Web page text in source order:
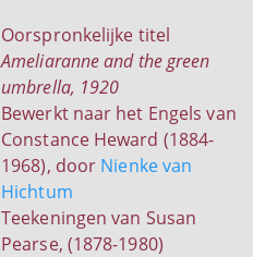
Oorspronkelijke titel
Ameliaranne and the green
umbrella, 1920
Bewerkt naar het Engels van
Constance Heward (1884-
1968), door Nienke van
Hichtum
Teekeningen van Susan
Pearse, (1878-1980)